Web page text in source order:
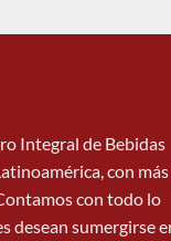
Integral de Bebidas
con
con todo lo
desean sumergirse